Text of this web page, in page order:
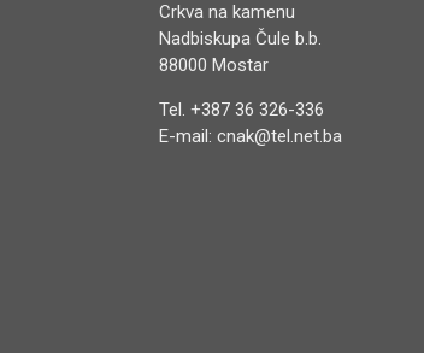
Crkva na kamenu
Nadbiskupa Čule b.b.
88000 Mostar
Tel. +387 36 326-336
E-mail: cnak@tel.net.ba